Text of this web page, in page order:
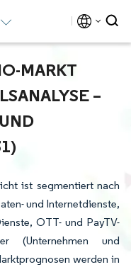
MARKT
– W
P
ist segmentiert nach
und Internetdienste,
OTT- und PayTV-
(Unternehmen und
werden in